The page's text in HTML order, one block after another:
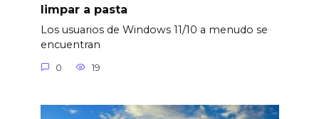
limpar a pasta
Los usuarios de Windows 11/10 a menudo se
encuentran
0 19